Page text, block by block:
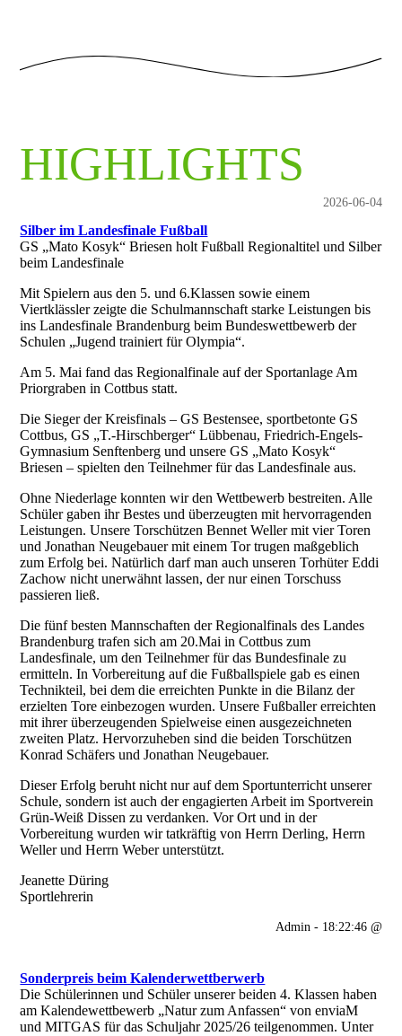
HIGHLIGHTS
2026-06-04
Silber im Landesfinale Fußball
GS „Mato Kosyk“ Briesen holt Fußball Regionaltitel und Silber
beim Landesfinale
Mit Spielern aus den 5. und 6.Klassen sowie einem
Viertklässler zeigte die Schulmannschaft starke Leistungen bis
ins Landesfinale Brandenburg beim Bundeswettbewerb der
Schulen „Jugend trainiert für Olympia“.
Am 5. Mai fand das Regionalfinale auf der Sportanlage Am
Priorgraben in Cottbus statt.
Die Sieger der Kreisfinals – GS Bestensee, sportbetonte GS
Cottbus, GS „T.-Hirschberger“ Lübbenau, Friedrich-Engels-
Gymnasium Senftenberg und unsere GS „Mato Kosyk“
Briesen – spielten den Teilnehmer für das Landesfinale aus.
Ohne Niederlage konnten wir den Wettbewerb bestreiten. Alle
Schüler gaben ihr Bestes und überzeugten mit hervorragenden
Leistungen. Unsere Torschützen Bennet Weller mit vier Toren
und Jonathan Neugebauer mit einem Tor trugen maßgeblich
zum Erfolg bei. Natürlich darf man auch unseren Torhüter Eddi
Zachow nicht unerwähnt lassen, der nur einen Torschuss
passieren ließ.
Die fünf besten Mannschaften der Regionalfinals des Landes
Brandenburg trafen sich am 20.Mai in Cottbus zum
Landesfinale, um den Teilnehmer für das Bundesfinale zu
ermitteln. In Vorbereitung auf die Fußballspiele gab es einen
Technikteil, bei dem die erreichten Punkte in die Bilanz der
erzielten Tore einbezogen wurden. Unsere Fußballer erreichten
mit ihrer überzeugenden Spielweise einen ausgezeichneten
zweiten Platz. Hervorzuheben sind die beiden Torschützen
Konrad Schäfers und Jonathan Neugebauer.
Dieser Erfolg beruht nicht nur auf dem Sportunterricht unserer
Schule, sondern ist auch der engagierten Arbeit im Sportverein
Grün-Weiß Dissen zu verdanken. Vor Ort und in der
Vorbereitung wurden wir tatkräftig von Herrn Derling, Herrn
Weller und Herrn Weber unterstützt.
Jeanette Düring
Sportlehrerin
Admin - 18:22:46 @
Sonderpreis beim Kalenderwettberwerb
Die Schülerinnen und Schüler unserer beiden 4. Klassen haben
am Kalendewettbewerb „Natur zum Anfassen“ von enviaM
und MITGAS für das Schuljahr 2025/26 teilgenommen. Unter